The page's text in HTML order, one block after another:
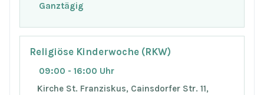
Ganztägig
Religiöse Kinderwoche (RKW)
09:00 - 16:00 Uhr
Kirche St. Franziskus, Cainsdorfer Str. 11,